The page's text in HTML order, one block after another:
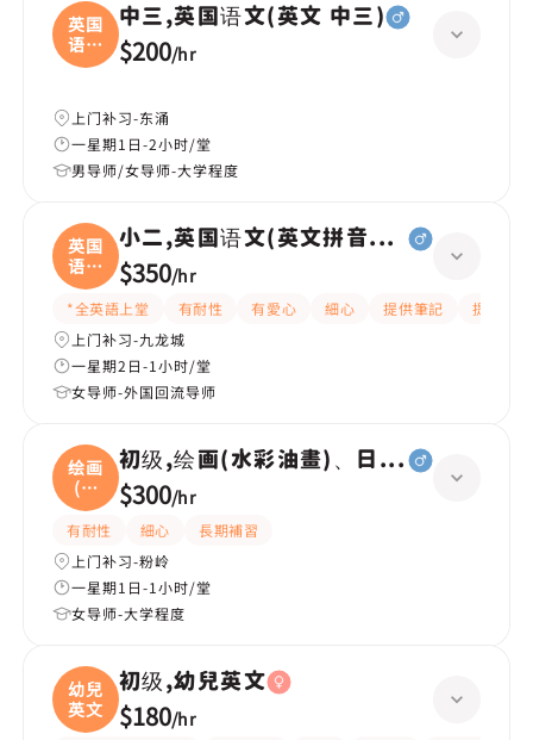
英国
语文
(
中三,英国语文(英文 中三)
$200/hr
上门补习-东涌
一星期1日-2小时/堂
男导师/女导师-大学程度
英国
语文
(
小二,英国语文(英文拼音+閱讀)
$350/hr
*全英語上堂 有耐性 有愛心 細心 提供筆記
提供練
上门补习-九龙城
一星期2日-1小时/堂
女导师-外国回流导师
绘画
(水
彩
初级,绘画(水彩油畫)、日文|高级,成人
$300/hr
有耐性 細心
長期補習
上门补习-粉岭
一星期1日-1小时/堂
女导师-大学程度
幼兒
英文
初级,幼兒英文
$180/hr